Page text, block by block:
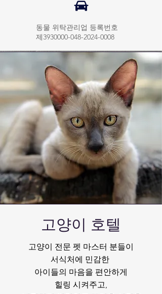
​동물 위탁관리업 등록번호
제3930000-048-2024-0008
​고양이 호텔
고양이 전문 펫 마스터 분들이
서식처에 민감한
아이들의 마음을 편안하게
힐링 시켜주고,